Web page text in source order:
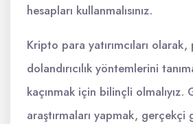
hesapları kullanmalısınız.
Kripto para yatırımcıları
dolandırıcılık yöntemlerini
kaçınmak için bilinçli olmalıyız.
araştırmaları yapmak, gerçekçi